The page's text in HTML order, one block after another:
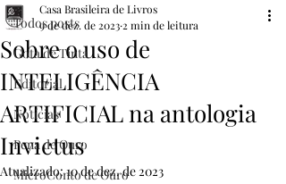
Todos posts
Gota de Tinta
Editorial
Notícias
Pena de Ouro
MicroConto de Ouro
Sobre o uso de
INTELIGÊNCIA
ARTIFICIAL na antologia
Invictus
Casa Brasileira de Livros
9 de dez. de 2023 2 min de leitura
Atualizado:10 de dez. de 2023